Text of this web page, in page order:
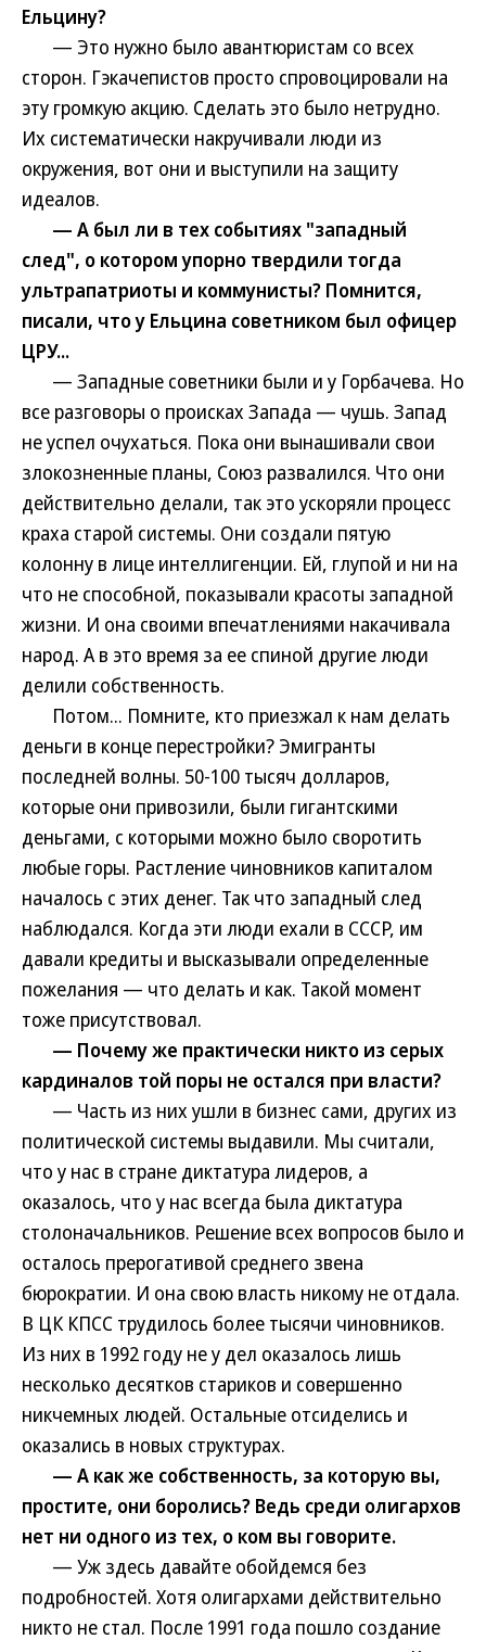
Ельцину?
— Это нужно было авантюристам со всех
сторон. Гэкачепистов просто спровоцировали на
эту громкую акцию. Сделать это было нетрудно.
Их систематически накручивали люди из
окружения, вот они и выступили на защиту
идеалов.
— А был ли в тех событиях "западный
след", о котором упорно твердили тогда
ультрапатриоты и коммунисты? Помнится,
писали, что у Ельцина советником был офицер
ЦРУ...
— Западные советники были и у Горбачева. Но
все разговоры о происках Запада — чушь. Запад
не успел очухаться. Пока они вынашивали свои
злокозненные планы, Союз развалился. Что они
действительно делали, так это ускоряли процесс
краха старой системы. Они создали пятую
колонну в лице интеллигенции. Ей, глупой и ни на
что не способной, показывали красоты западной
жизни. И она своими впечатлениями накачивала
народ. А в это время за ее спиной другие люди
делили собственность.
Потом... Помните, кто приезжал к нам делать
деньги в конце перестройки? Эмигранты
последней волны. 50-100 тысяч долларов,
которые они привозили, были гигантскими
деньгами, с которыми можно было своротить
любые горы. Растление чиновников капиталом
началось с этих денег. Так что западный след
наблюдался. Когда эти люди ехали в СССР, им
давали кредиты и высказывали определенные
пожелания — что делать и как. Такой момент
тоже присутствовал.
— Почему же практически никто из серых
кардиналов той поры не остался при власти?
— Часть из них ушли в бизнес сами, других из
политической системы выдавили. Мы считали,
что у нас в стране диктатура лидеров, а
оказалось, что у нас всегда была диктатура
столоначальников. Решение всех вопросов было и
осталось прерогативой среднего звена
бюрократии. И она свою власть никому не отдала.
В ЦК КПСС трудилось более тысячи чиновников.
Из них в 1992 году не у дел оказалось лишь
несколько десятков стариков и совершенно
никчемных людей. Остальные отсиделись и
оказались в новых структурах.
— А как же собственность, за которую вы,
простите, они боролись? Ведь среди олигархов
нет ни одного из тех, о ком вы говорите.
— Уж здесь давайте обойдемся без
подробностей. Хотя олигархами действительно
никто не стал. После 1991 года пошло создание